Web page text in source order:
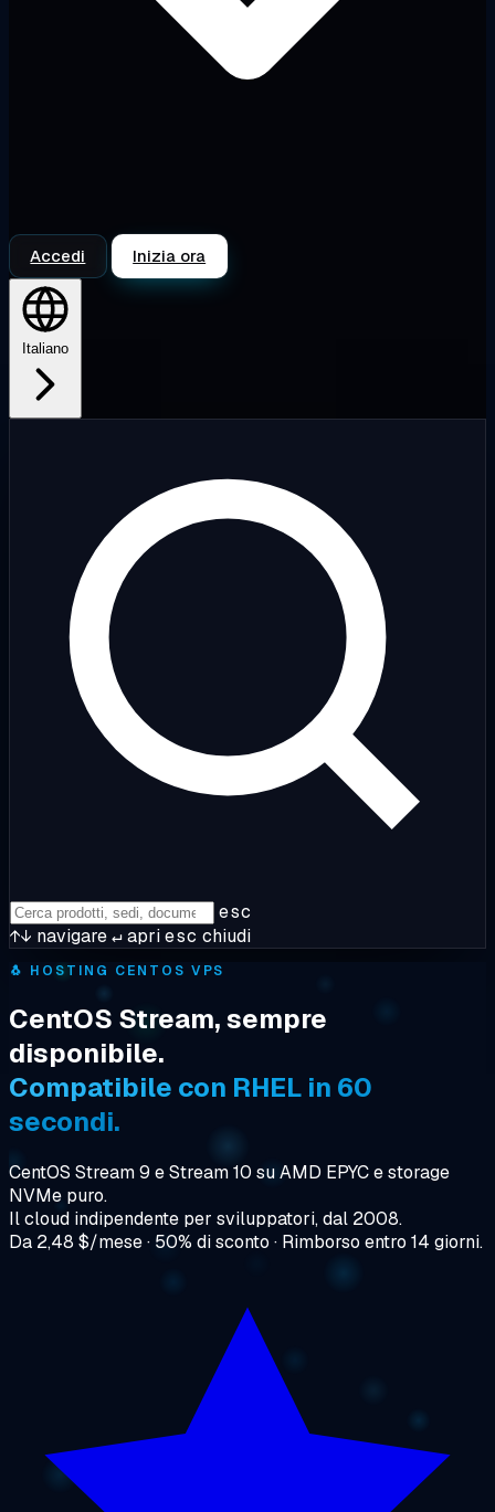
Accedi Inizia ora
Italiano
esc
↑↓ navigare↵apriesc chiudi
🐧 HOSTING CENTOS VPS
CentOS Stream, sempre
disponibile.
Compatibile con RHEL in 60
secondi.
CentOS Stream 9 e Stream 10 su AMD EPYC e storage
NVMe puro.
Il cloud indipendente per sviluppatori, dal 2008.
Da 2,48 $/mese · 50% di sconto · Rimborso entro 14 giorni.